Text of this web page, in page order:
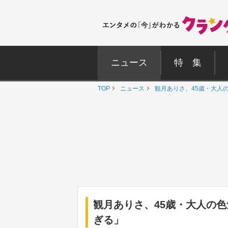
ニュース 特 集
TOP ニュース 観月ありさ、45歳・大人
観月ありさ、45歳・大人の
ぎる」